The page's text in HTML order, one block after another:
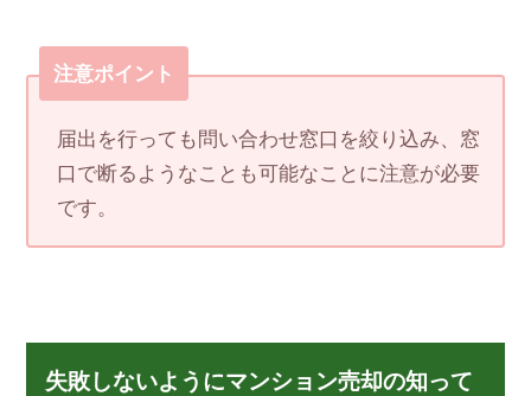
注意ポイント
届出を行っても問い合わせ窓口を絞り込み、窓
口で断るようなことも可能なことに注意が必要
です。
失敗しないようにマンション売却の知って